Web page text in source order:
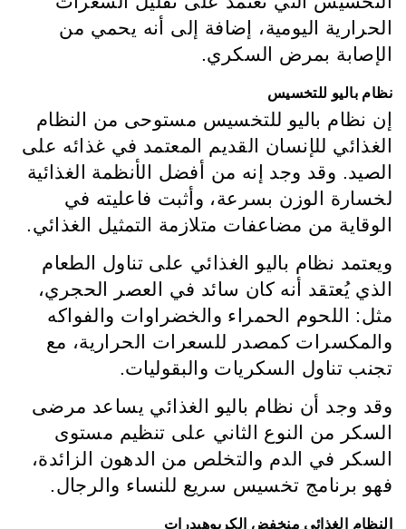
الحرارية اليومية، إضافة إلى أنه يحمي من
الإصابة بمرض السكري.
نظام باليو للتخسيس
إن نظام باليو للتخسيس مستوحى من النظام
الغذائي للإنسان القديم المعتمد في غذائه على
الصيد. وقد وجد إنه من أفضل الأنظمة الغذائية
لخسارة الوزن بسرعة، وأثبت فاعليته في
الوقاية من مضاعفات متلازمة التمثيل الغذائي.
ويعتمد نظام باليو الغذائي على تناول الطعام
الذي يُعتقد أنه كان سائد في العصر الحجري،
مثل: اللحوم الحمراء والخضراوات والفواكه
والمكسرات كمصدر للسعرات الحرارية، مع
تجنب تناول السكريات والبقوليات.
وقد وجد أن نظام باليو الغذائي يساعد مرضى
السكر من النوع الثاني على تنظيم مستوى
السكر في الدم والتخلص من الدهون الزائدة،
فهو برنامج تخسيس سريع للنساء والرجال.
النظام الغذائي منخفض الكربوهيدرات